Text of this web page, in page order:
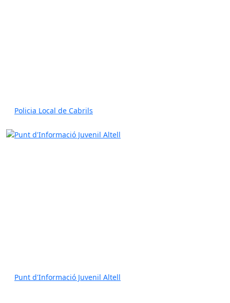
Policia Local de Cabrils
Punt d'Informació Juvenil Altell